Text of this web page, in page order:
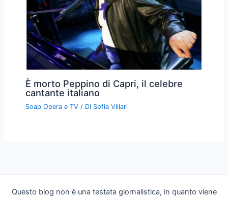
È morto Peppino di Capri, il celebre
cantante italiano
Soap Opera e TV / Di Sofia Villari
Questo blog non è una testata giornalistica, in quanto viene